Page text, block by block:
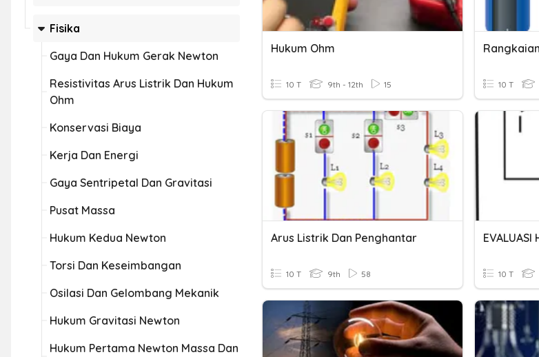
Fisika
Gaya Dan Hukum Gerak Newton
Resistivitas Arus Listrik Dan Hukum
Ohm
Konservasi Biaya
Kerja Dan Energi
Gaya Sentripetal Dan Gravitasi
Pusat Massa
Hukum Kedua Newton
Torsi Dan Keseimbangan
Osilasi Dan Gelombang Mekanik
Hukum Gravitasi Newton
Hukum Pertama Newton Massa Dan
Hukum Ohm
10 T 9th - 12th 15 10 T
Arus Listrik Dan Penghantar
10 T 9th 58
EVALUASI
10 T